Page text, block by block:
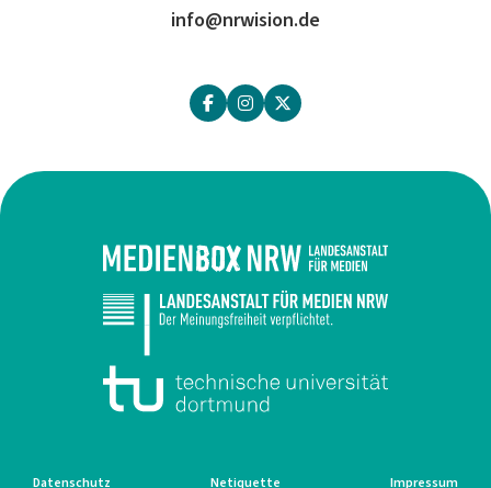
info@nrwision.de
Datenschutz Netiquette Impressum